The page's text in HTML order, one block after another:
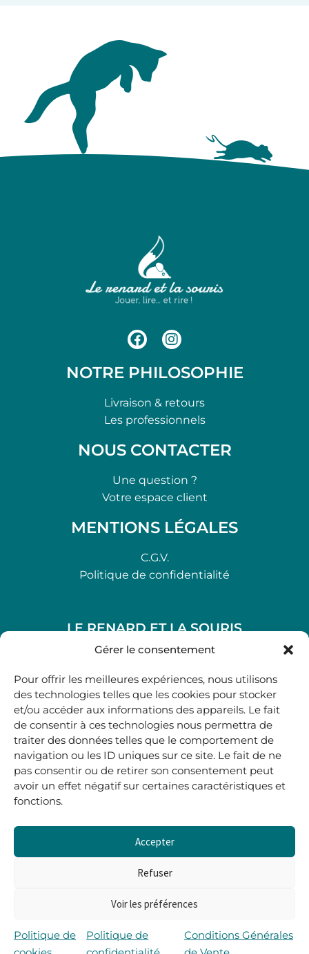
Gérer le consentement
Pour offrir les meilleures expériences, nous utilisons
des technologies telles que les cookies pour stocker
et/ou accéder aux informations des appareils. Le fait
de consentir à ces technologies nous permettra de
traiter des données telles que le comportement de
navigation ou les ID uniques sur ce site. Le fait de ne
pas consentir ou de retirer son consentement peut
avoir un effet négatif sur certaines caractéristiques et
fonctions.
Accepter
Refuser
Voir les préférences
Politique de
Politique de
Conditions Générales
NOTRE PHILOSOPHIE
Livraison & retours
Les professionnels
NOUS CONTACTER
Une question ?
Votre espace client
MENTIONS LÉGALES
C.G.V.
Politique de confidentialité
LE RENARD ET LA SOURIS
48, rue Maubec 33210 LANGON
05 40 41 37 18
.
MARDI AU SAMEDI
10H00-12H45 | 14H00 -19H00
boutique@lerenardetlasouris.com
Tous droits réservés © Le Renard et la Souris –
Rives